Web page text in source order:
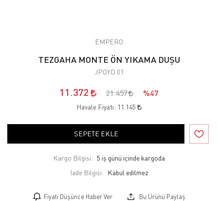
EMPERO
TEZGAHA MONTE ÖN YIKAMA DUŞU
JP.OYD.01
11.372 21.457 %47
Havale Fiyatı: 11.145
SEPETE EKLE
Kargo Bilgisi: 5 iş günü içinde kargoda
İade Bilgisi:
Fiyatı Düşünce Haber Ver Bu Ürünü Paylaş